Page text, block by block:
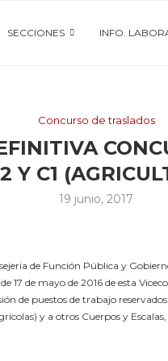
SECCIONES INFO.
Concurso de traslados
Y C1
19 junio, 2017
de Función Pública y
17 de mayo de 2016 de esta
de puestos de trabajo
y a otros Cuerpos y